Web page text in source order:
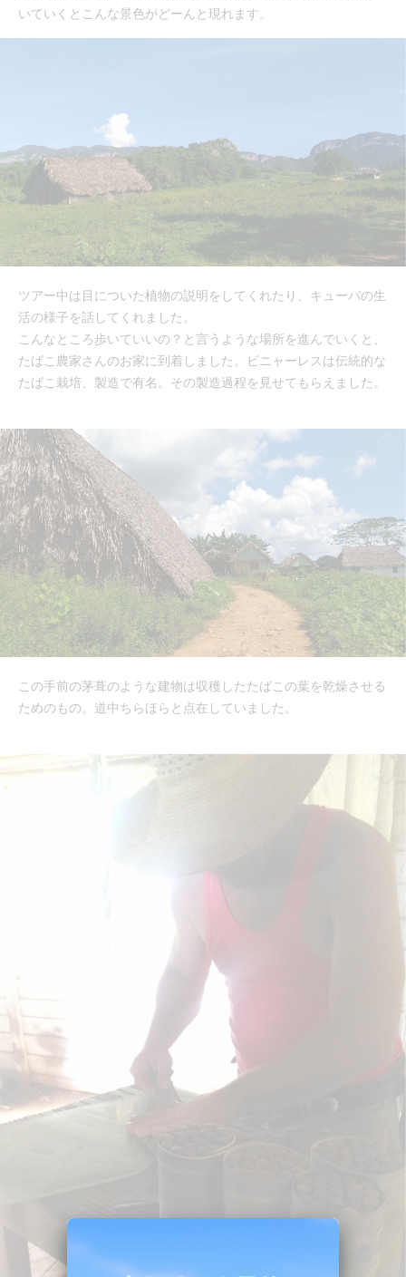
いていくとこんな景色がどーんと現れます。
ツアー中は目についた植物の説明をしてくれたり、キューバの生
活の様子を話してくれました。
こんなところ歩いていいの？と言うような場所を進んでいくと、
たばこ農家さんのお家に到着しました。ビニャーレスは伝統的な
たばこ栽培、製造で有名。その製造過程を見せてもらえました。
この手前の茅葺のような建物は収穫したたばこの葉を乾燥させる
ためのもの。道中ちらほらと点在していました。